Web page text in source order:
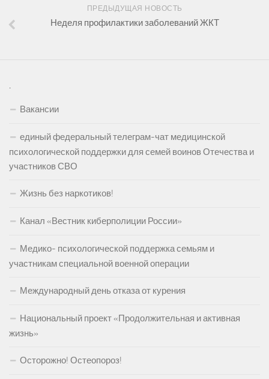
ПРЕДЫДУЩАЯ НОВОСТЬ
Неделя профилактики заболеваний ЖКТ
.
Вакансии
единый федеральный телеграм-чат медицинской
психологической поддержки для семей воинов Отечества и
участников СВО
Жизнь без наркотиков!
Канал «Вестник киберполиции России»
Медико- психологической поддержка семьям и
участникам специальной военной операции
Международный день отказа от курения
Национальный проект «Продолжительная и активная
жизнь»
Осторожно! Остеопороз!